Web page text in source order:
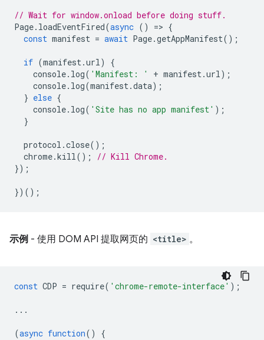
// Wait for window.onload before doing stuff.
Page. loadEventFired(async () => {
const manifest = await Page.getAppManifest();
if (manifest.url)
{
console. log( 'Manifest: ' + manifest.url);
console. log(manifest.data);
} else {
console. log( 'Site has no app manifest' );
}
protocol .close();
chrome.kill();
// Kill Chrome.
});
})();
示例 - 使用 DOM API 提取网页的 <title> 。
const CDP = require( 'chrome-remote-interface' );
...
(async function() {